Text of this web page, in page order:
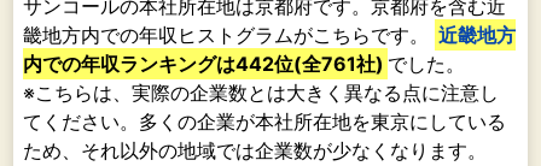
サンコールの本社所在地は京都府です。京都府を含む近
畿地方内での年収ヒストグラムがこちらです。
近畿地方
内での年収ランキングは442位(全761社) でした。
※こちらは、実際の企業数とは大きく異なる点に注意し
てください。多くの企業が本社所在地を東京にしている
ため、それ以外の地域では企業数が少なくなります。